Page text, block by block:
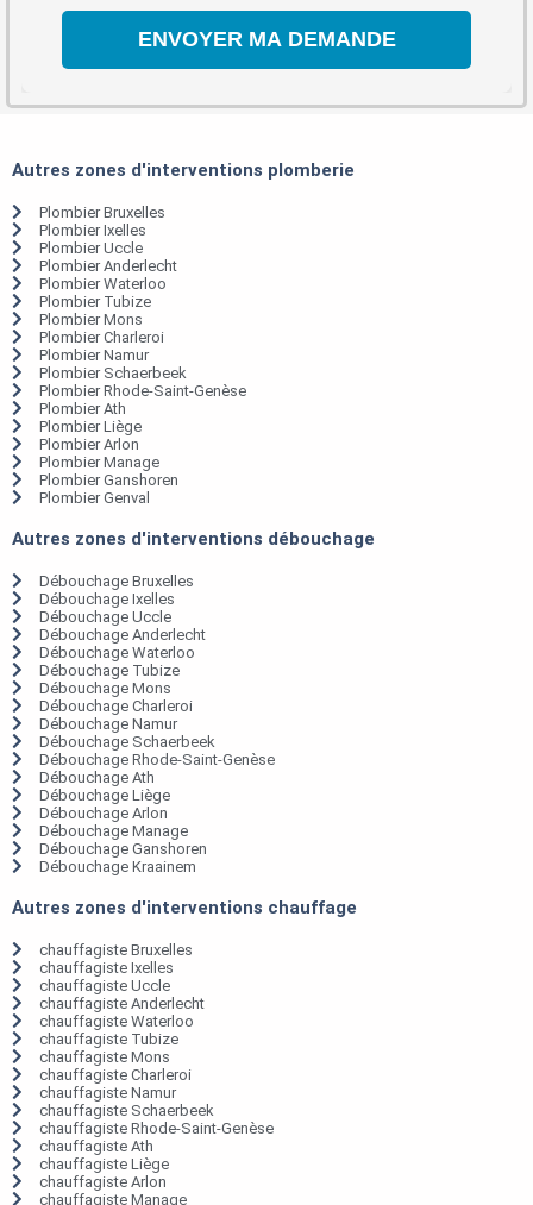
Autres zones d'interventions plomberie
Plombier Bruxelles
Plombier Ixelles
Plombier Uccle
Plombier Anderlecht
Plombier Waterloo
Plombier Tubize
Plombier Mons
Plombier Charleroi
Plombier Namur
Plombier Schaerbeek
Plombier Rhode-Saint-Genèse
Plombier Ath
Plombier Liège
Plombier Arlon
Plombier Manage
Plombier Ganshoren
Plombier Genval
Autres zones d'interventions débouchage
Débouchage Bruxelles
Débouchage Ixelles
Débouchage Uccle
Débouchage Anderlecht
Débouchage Waterloo
Débouchage Tubize
Débouchage Mons
Débouchage Charleroi
Débouchage Namur
Débouchage Schaerbeek
Débouchage Rhode-Saint-Genèse
Débouchage Ath
Débouchage Liège
Débouchage Arlon
Débouchage Manage
Débouchage Ganshoren
Débouchage Kraainem
Autres zones d'interventions chauffage
chauffagiste Bruxelles
chauffagiste Ixelles
chauffagiste Uccle
chauffagiste Anderlecht
chauffagiste Waterloo
chauffagiste Tubize
chauffagiste Mons
chauffagiste Charleroi
chauffagiste Namur
chauffagiste Schaerbeek
chauffagiste Rhode-Saint-Genèse
chauffagiste Ath
chauffagiste Liège
chauffagiste Arlon
chauffagiste Manage